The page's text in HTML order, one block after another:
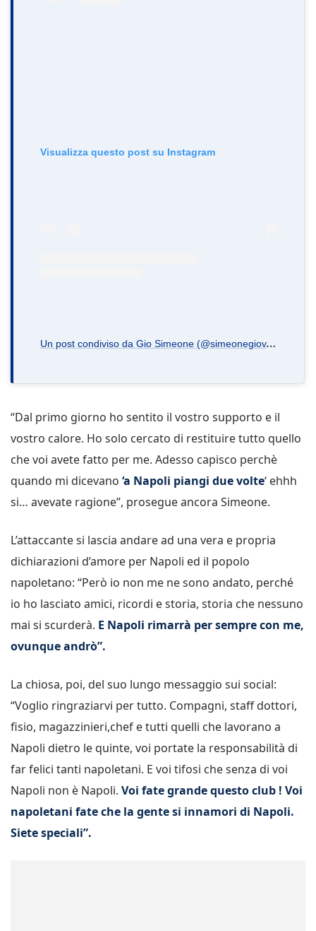
Visualizza questo post su Instagram
U
n post condiviso da Gio Simeone (@simeonegiovanni)
“Dal primo giorno ho sentito il vostro supporto e il
vostro calore. Ho solo cercato di restituire tutto quello
che voi avete fatto per me. Adesso capisco perchè
quando mi dicevano ‘a Napoli piangi due volte‘ ehhh
si… avevate ragione”, prosegue ancora Simeone.
L’attaccante si lascia andare ad una vera e propria
dichiarazioni d’amore per Napoli ed il popolo
napoletano: “Però io non me ne sono andato, perché
io ho lasciato amici, ricordi e storia, storia che nessuno
mai si scurderà. E Napoli rimarrà per sempre con me,
ovunque andrò”.
La chiosa, poi, del suo lungo messaggio sui social:
“Voglio ringraziarvi per tutto. Compagni, staff dottori,
fisio, magazzinieri,chef e tutti quelli che lavorano a
Napoli dietro le quinte, voi portate la responsabilità di
far felici tanti napoletani. E voi tifosi che senza di voi
Napoli non è Napoli. Voi fate grande questo club ! Voi
napoletani fate che la gente si innamori di Napoli.
Siete speciali”.